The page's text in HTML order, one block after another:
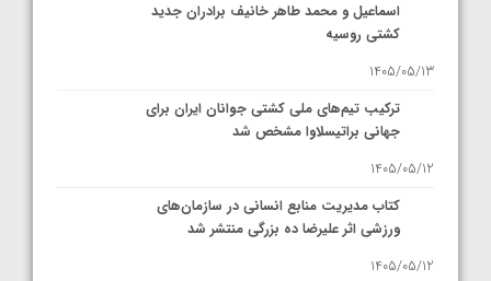
اسماعیل و محمد طاهر خانیف برادران جدید
کشتی روسیه
1405/05/13
ترکیب تیم‌های ملی کشتی جوانان ایران برای
جهانی براتیسلاوا مشخص شد
1405/05/12
کتاب مدیریت منابع انسانی در سازمان‌های
ورزشی اثر علیرضا ده بزرگی منتشر شد
1405/05/12